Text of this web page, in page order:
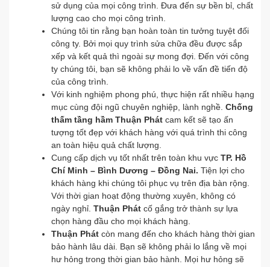
sử dụng của mọi công trình. Đưa đến sự bền bỉ, chất
lượng cao cho mọi công trình.
Chúng tôi tin rằng bạn hoàn toàn tin tưởng tuyệt đối
công ty. Bởi mọi quy trình sửa chữa đều được sắp
xếp và kết quả thì ngoài sự mong đợi. Đến với công
ty chúng tôi, bạn sẽ không phải lo về vấn đề tiến độ
của công trình.
Với kinh nghiệm phong phú, thực hiện rất nhiều hạng
mục cùng đội ngũ chuyên nghiệp, lành nghề. Chống
thấm tầng hầm Thuận Phát cam kết sẽ tạo ấn
tượng tốt đẹp với khách hàng với quá trình thi công
an toàn hiệu quả chất lượng.
Cung cấp dịch vụ tốt nhất trên toàn khu vực TP. Hồ
Chí Minh – Bình Dương – Đồng Nai. Tiện lợi cho
khách hàng khi chúng tôi phục vụ trên địa bàn rộng.
Với thời gian hoạt động thường xuyên, không có
ngày nghỉ. Thuận Phát cố gắng trở thành sự lựa
chọn hàng đầu cho mọi khách hàng.
Thuận Phát còn mang đến cho khách hàng thời gian
bảo hành lâu dài. Bạn sẽ không phải lo lắng về mọi
hư hỏng trong thời gian bảo hành. Mọi hư hỏng sẽ